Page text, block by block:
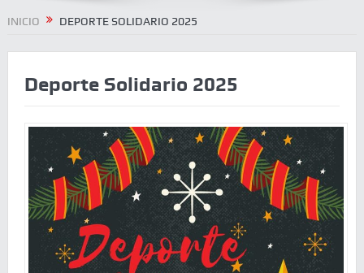
INICIO DEPORTE SOLIDARIO 2025
Deporte Solidario 2025